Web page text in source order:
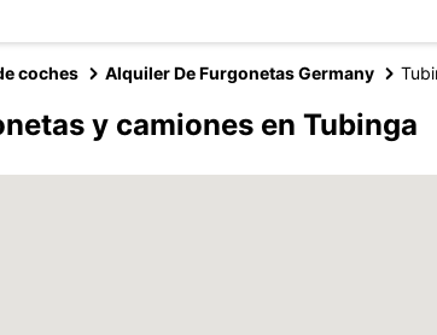
coches Alquiler De Furgonetas Germany
y camiones en Tubinga